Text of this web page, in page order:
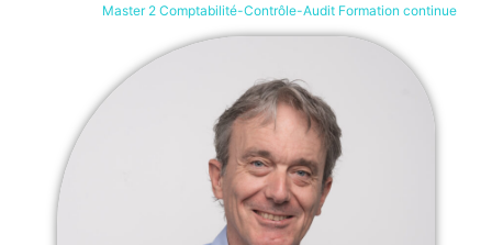
Master 2 Comptabilité-Contrôle-Audit Formation continue